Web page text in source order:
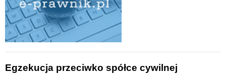
Egzekucja przeciwko spółce cywilnej